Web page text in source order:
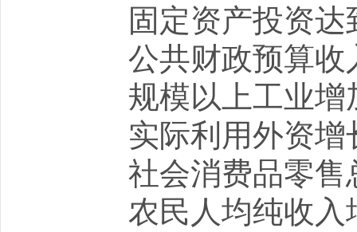
固定资产投资达
公共财政预算收
规模以上工业增
实际利用外资增
社会消费品零售
农民人均纯收入